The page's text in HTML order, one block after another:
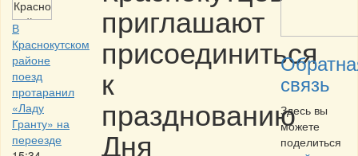
В
Краснокутском
районе
поезд
протаранил
«Ладу
Гранту» на
переезде
приглашают
присоединиться
к
празднованию
Дня
связь
Здесь вы
можете
поделиться